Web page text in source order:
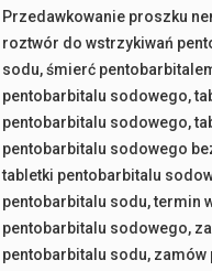
Przedawkowanie proszku
roztwór do wstrzykiwań
sodu,śmierć
pentobarbitalu sodowego,
pentobarbitalu sodowego,
pentobarbitalu sodowego
tabletki pentobarbitalu
pentobarbitalu sodu,termin
pentobarbitalu sodowego,
pentobarbitalu sodu, zamów